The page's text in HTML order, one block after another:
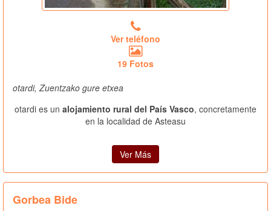
Ver teléfono
19 Fotos
otardi, Zuentzako gure etxea
otardi es un alojamiento rural del País Vasco, concretamente
en la localidad de Asteasu
Ver Más
Gorbea Bide